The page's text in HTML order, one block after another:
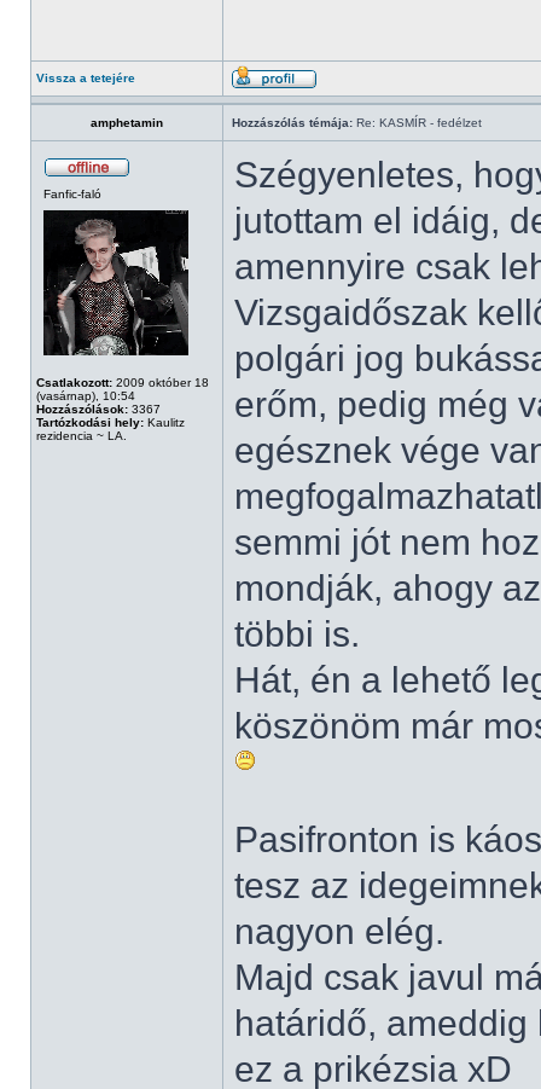
Vissza a tetejére
amphetamin Hozzászólás témája: Re: KASMÍR - fedélzet
Fanfic-faló
Csatlakozott: 2009 október 18
(vasárnap), 10:54
Hozzászólások: 3367
Tartózkodási hely: Kaulitz
rezidencia ~ LA.
Szégyenletes,
jutottam el idáig,
amennyire csak
Vizsgaidőszak
polgári jog
erőm, pedig még
egésznek vége
semmi jót nem
mondják, ahogy
többi is.
Hát, én a lehető
köszönöm már
Pasifronton is
tesz az
nagyon elég.
Majd csak javul
határidő,
ez a prikézsia xD